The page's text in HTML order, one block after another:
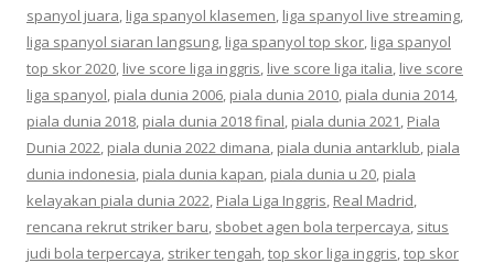
spanyol juara, liga spanyol klasemen, liga spanyol live streaming,
liga spanyol siaran langsung, liga spanyol top skor, liga spanyol
top skor 2020, live score liga inggris, live score liga italia, live score
liga spanyol, piala dunia 2006, piala dunia 2010, piala dunia 2014,
piala dunia 2018, piala dunia 2018 final, piala dunia 2021, Piala
Dunia 2022, piala dunia 2022 dimana, piala dunia antarklub, piala
dunia indonesia, piala dunia kapan, piala dunia u 20, piala
kelayakan piala dunia 2022, Piala Liga Inggris, Real Madrid,
rencana rekrut striker baru, sbobet agen bola terpercaya, situs
judi bola terpercaya, striker tengah,top skor liga inggris,top skor